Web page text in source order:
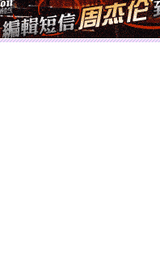
[圣诞节]
如意,快
[元旦]看